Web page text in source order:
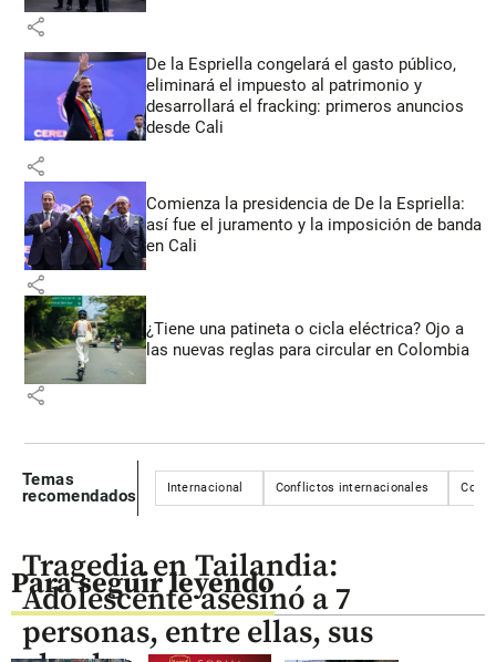
share
De la Espriella congelará el gasto público,
eliminará el impuesto al patrimonio y
desarrollará el fracking: primeros anuncios
desde Cali
share
Comienza la presidencia de De la Espriella:
así fue el juramento y la imposición de banda
en Cali
share
¿Tiene una patineta o cicla eléctrica? Ojo a
las nuevas reglas para circular en Colombia
share
Temas
recomendados
Internacional Conflictos internacionales
Para seguir leyendo
Tragedia en Tailandia:
Adolescente asesinó a 7
personas, entre ellas, sus